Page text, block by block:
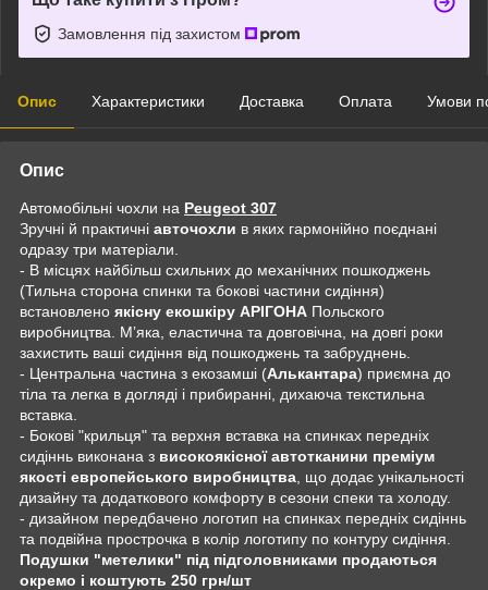
Замовлення під захистом
Опис Характеристики Доставка Оплата Умови
Опис
Автомобільні чохли на Peugeot 307
Зручні й практичні авточохли в яких гармонійно поєднані
одразу три матеріали.
- В місцях найбільш схильних до механічних пошкоджень
(Тильна сторона спинки та бокові частини сидіння)
встановлено якісну екошкіру АРІГОНА Польского
виробництва. Мʼяка, еластична та довговічна, на довгі роки
захистить ваші сидіння від пошкоджень та забруднень.
- Центральна частина з екозамші (Алькантара) приємна до
тіла та легка в догляді і прибиранні, дихаюча текстильна
вставка.
- Бокові "крильця" та верхня вставка на спинках передніх
сидіннь виконана з високоякісної автотканини преміум
якості европейського виробництва , що додає унікальності
дизайну та додаткового комфорту в сезони спеки та холоду.
- дизайном передбачено логотип на спинках передніх сидіннь
та подвійна прострочка в колір логотипу по контуру сидіння.
Подушки "метелики" під підголовниками продаються
окремо і коштують 250 грн/шт